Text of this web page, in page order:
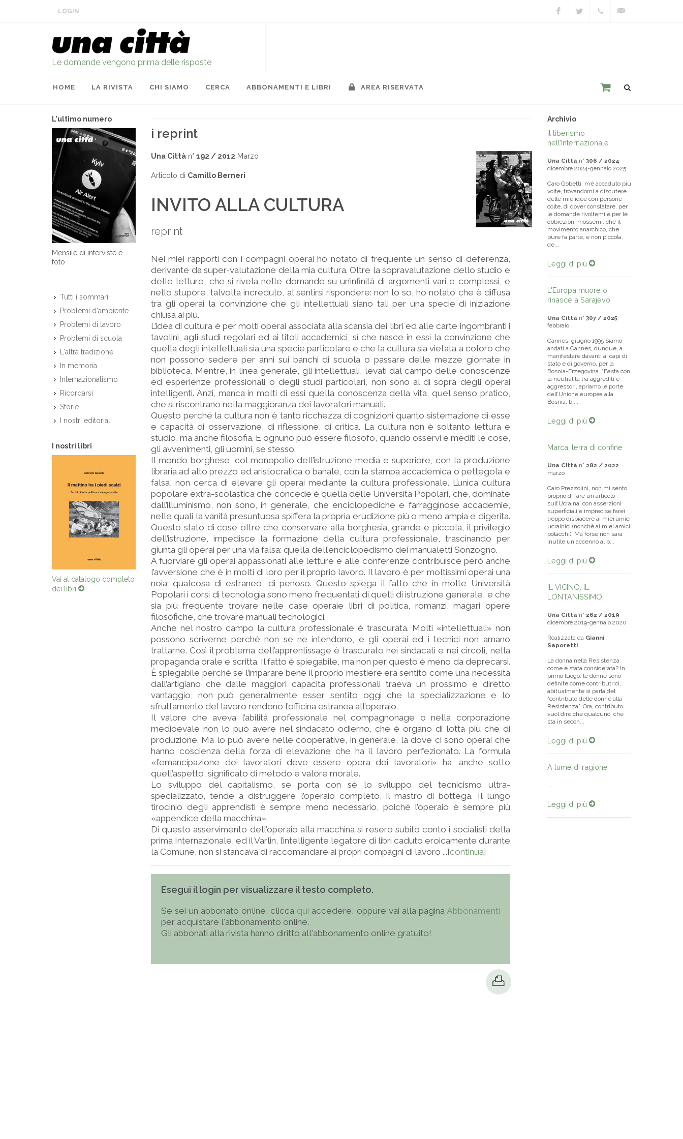
LOGIN
Le domande vengono prima delle risposte
HOME LA RIVISTA CHI SIAMO CERCA ABBONAMENTI E LIBRI AREA RISERVATA
L'ultimo numero
Mensile di interviste e
foto
Tutti i sommari
Problemi d'ambiente
Problemi di lavoro
Problemi di scuola
L'altra tradizione
In memoria
Internazionalismo
Ricordarsi
Storie
I nostri editoriali
I nostri libri
Vai al catalogo completo
dei libri
i reprint
Una Città n° 192 / 2012 Marzo
Articolo di Camillo Berneri
INVITO ALLA CULTURA
reprint
Nei miei rapporti con i compagni operai ho notato di frequente un senso di deferenza,
derivante da super-valutazione della mia cultura. Oltre la sopravalutazione dello studio e
delle letture, che si rivela nelle domande su un’infinità di argomenti vari e complessi, e
nello stupore, talvolta incredulo, al sentirsi rispondere: non lo so, ho notato che è diffusa
tra gli operai la convinzione che gli intellettuali siano tali per una specie di iniziazione
chiusa ai più.
L’idea di cultura è per molti operai associata alla scansia dei libri ed alle carte ingombranti i
tavolini, agli studi regolari ed ai titoli accademici, sì che nasce in essi la convinzione che
quella degli intellettuali sia una specie particolare e che la cultura sia vietata a coloro che
non possono sedere per anni sui banchi di scuola o passare delle mezze giornate in
biblioteca. Mentre, in linea generale, gli intellettuali, levati dal campo delle conoscenze
ed esperienze professionali o degli studi particolari, non sono al di sopra degli operai
intelligenti. Anzi, manca in molti di essi quella conoscenza della vita, quel senso pratico,
che si riscontrano nella maggioranza dei lavoratori manuali.
Questo perché la cultura non è tanto ricchezza di cognizioni quanto sistemazione di esse
e capacità di osservazione, di riflessione, di critica. La cultura non è soltanto lettura e
studio, ma anche filosofia. E ognuno può essere filosofo, quando osservi e mediti le cose,
gli avvenimenti, gli uomini, se stesso.
Il mondo borghese, col monopolio dell’istruzione media e superiore, con la produzione
libraria ad alto prezzo ed aristocratica o banale, con la stampa accademica o pettegola e
falsa, non cerca di elevare gli operai mediante la cultura professionale. L’unica cultura
popolare extra-scolastica che concede è quella delle Università Popolari, che, dominate
dall’illuminismo, non sono, in generale, che enciclopediche e farragginose accademie,
nelle quali la vanità presuntuosa spiffera la propria erudizione più o meno ampia e digerita.
Questo stato di cose oltre che conservare alla borghesia, grande e piccola, il privilegio
dell’istruzione, impedisce la formazione della cultura professionale, trascinando per
giunta gli operai per una via falsa: quella dell’enciclopedismo dei manualetti Sonzogno.
A fuorviare gli operai appassionati alle letture e alle conferenze contribuisce però anche
l’avversione che è in molti di loro per il proprio lavoro. Il lavoro è per moltissimi operai una
noia; qualcosa di estraneo, di penoso. Questo spiega il fatto che in molte Università
Popolari i corsi di tecnologia sono meno frequentati di quelli di istruzione generale, e che
sia più frequente trovare nelle case operaie libri di politica, romanzi, magari opere
filosofiche, che trovare manuali tecnologici.
Anche nel nostro campo la cultura professionale è trascurata. Molti «intellettuali» non
possono scriverne perché non se ne intendono, e gli operai ed i tecnici non amano
trattarne. Così il problema dell’apprentissage è trascurato nei sindacati e nei circoli, nella
propaganda orale e scritta. Il fatto è spiegabile, ma non per questo è meno da deprecarsi.
È spiegabile perché se l’imparare bene il proprio mestiere era sentito come una necessità
dall’artigiano che dalle maggiori capacità professionali traeva un prossimo e diretto
vantaggio, non può generalmente esser sentito oggi che la specializzazione e lo
sfruttamento del lavoro rendono l’officina estranea all’operaio.
Il valore che aveva l’abilità professionale nel compagnonage o nella corporazione
medioevale non lo può avere nel sindacato odierno, che è organo di lotta più che di
produzione. Ma lo può avere nelle cooperative, in generale, là dove ci sono operai che
hanno coscienza della forza di elevazione che ha il lavoro perfezionato. La formula
«l’emancipazione dei lavoratori deve essere opera dei lavoratori» ha, anche sotto
quell’aspetto, significato di metodo e valore morale.
Lo sviluppo del capitalismo, se porta con sé lo sviluppo del tecnicismo ultra-
specializzato, tende a distruggere l’operaio completo, il mastro di bottega. Il lungo
tirocinio degli apprendisti è sempre meno necessario, poiché l’operaio è sempre più
«appendice della macchina».
Di questo asservimento dell’operaio alla macchina si resero subito conto i socialisti della
prima Internazionale, ed il Varlin, l’intelligente legatore di libri caduto eroicamente durante
la Comune, non si stancava di raccomandare ai propri compagni di lavoro ...[continua]
Esegui il login per visualizzare il testo completo.
Se sei un abbonato online, clicca qui accedere, oppure vai alla pagina Abbonamenti
per acquistare l'abbonamento online.
Gli abbonati alla rivista hanno diritto all'abbonamento online gratuito!
Archivio
Il liberismo
nell’Internazionale
Una Città n° 306 / 2024
dicembre 2024-gennaio 2025
Caro Gobetti, m’è accaduto più
volte, trovandomi a discutere
delle mie idee con persone
colte, di dover constatare, per
le domande rivoltemi e per le
obbiezioni mossemi, che il
movimento anarchico, che
pure fa parte, e non piccola,
de...
Leggi di più
L'Europa muore o
rinasce a Sarajevo
Una Città n° 307 / 2025
febbraio
Cannes, giugno 1995 Siamo
andati a Cannes, dunque, a
manifestare davanti ai capi di
stato e di governo, per la
Bosnia-Erzegovina. “Basta con
la neutralità tra aggrediti e
aggressori, apriamo le porte
dell’Unione europea alla
Bosnia, bi...
Leggi di più
Marca, terra di confine
Una Città n° 282 / 2022
marzo
Caro Prezzolini, non mi sento
proprio di fare un articolo
sull’Ucraina: con asserzioni
superficiali e imprecise farei
troppo dispiacere ai miei amici
ucrainici (nonchè ai miei amici
polacchi). Ma forse non sarà
inutile un accenno al p...
Leggi di più
IL VICINO, IL
LONTANISSIMO
Una Città n° 262 / 2019
dicembre 2019-gennaio 2020
Realizzata da Gianni
Saporetti
La donna nella Resistenza
come è stata considerata? In
primo luogo, le donne sono
definite come contributrici,
abitualmente si parla del
“contributo delle donne alla
Resistenza”. Ora, contributo
vuol dire che qualcuno, che
sta in secon...
Leggi di più
A lume di ragione
...
Leggi di più